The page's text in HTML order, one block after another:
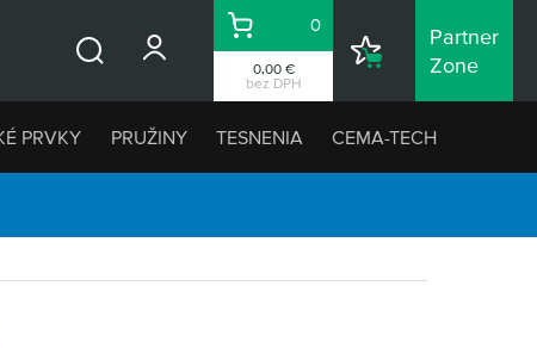
0,00 €
bez DPH
Košík
0
Nákupný
Partner
Zone
PRVKY PRUŽINY TESNENIA CEMA-TECH